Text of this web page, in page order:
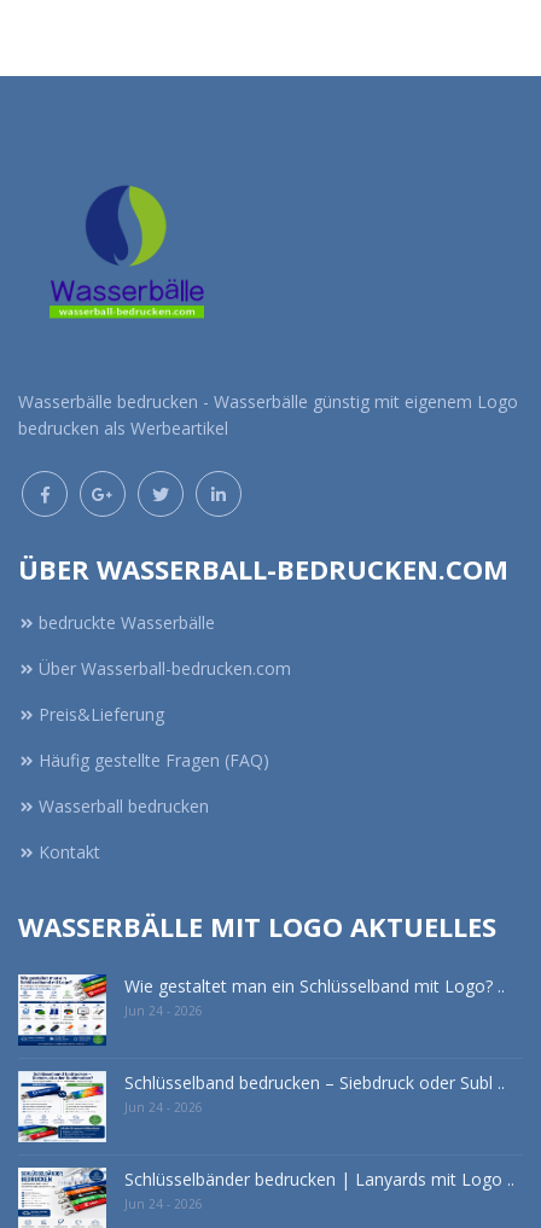
Wasserbälle bedrucken - Wasserbälle günstig mit eigenem Logo
bedrucken als Werbeartikel
ÜBER WASSERBALL-BEDRUCKEN.COM
bedruckte Wasserbälle
Über Wasserball-bedrucken.com
Preis&Lieferung
Häufig gestellte Fragen (FAQ)
Wasserball bedrucken
Kontakt
WASSERBÄLLE MIT LOGO AKTUELLES
Wie gestaltet man ein Schlüsselband mit Logo? ..
Jun 24 - 2026
Schlüsselband bedrucken – Siebdruck oder Subl ..
Jun 24 - 2026
Schlüsselbänder bedrucken | Lanyards mit Logo ..
Jun 24 - 2026